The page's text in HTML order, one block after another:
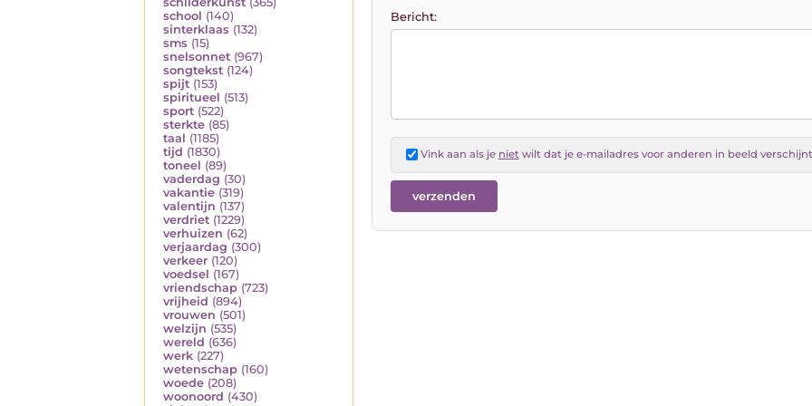
school (140)
sinterklaas (132)
sms (15)
snelsonnet (967)
songtekst (124)
spijt (153)
spiritueel (513)
sport (522)
sterkte (85)
taal (1185)
tijd (1830)
toneel (89)
vaderdag (30)
vakantie (319)
valentijn (137)
verdriet (1229)
verhuizen (62)
verjaardag (300)
verkeer (120)
voedsel (167)
vriendschap (723)
vrijheid (894)
vrouwen (501)
welzijn (535)
wereld (636)
werk (227)
wetenschap (160)
woede (208)
woonoord (430)
Bericht:
Vink aan als je niet wilt dat je e-mailadres voor anderen in beeld verschijnt